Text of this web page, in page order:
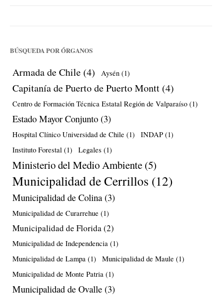
BÚSQUEDA POR ÓRGANOS
Armada de Chile (4) Aysén (1)
Capitanía de Puerto de Puerto Montt (4)
Centro de Formación Técnica Estatal Región de Valparaíso (1)
Estado Mayor Conjunto (3)
Hospital Clínico Universidad de Chile (1) INDAP (1)
Instituto Forestal (1) Legales (1)
Ministerio del Medio Ambiente (5)
Municipalidad de Cerrillos (12)
Municipalidad de Colina (3)
Municipalidad de Curarrehue (1)
Municipalidad de Florida(2)
Municipalidad de Independencia (1)
Municipalidad de Lampa (1) Municipalidad de Maule (1)
Municipalidad de Monte Patria (1)
Municipalidad de Ovalle (3)